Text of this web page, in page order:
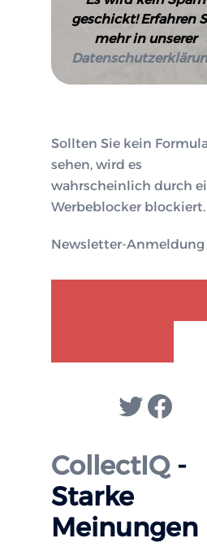
geschickt! Erfahren
mehr in unserer
Sollten Sie kein
sehen, wird es
wahrscheinlich durch
Werbeblocker blockiert.
Newsletter-Anmeldung
Twitter
CollectIQ-
Starke
Meinungen